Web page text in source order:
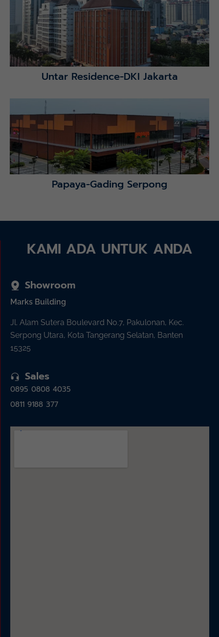
Untar Residence-DKI Jakarta
Lihat Detail Proyek
Papaya-Gading Serpong
KAMI ADA UNTUK ANDA
Showroom
Marks Building
Jl. Alam Sutera Boulevard No.7, Pakulonan, Kec.
Serpong Utara, Kota Tangerang Selatan, Banten
15325
Sales
0895 0808 4035
0811 9188 377